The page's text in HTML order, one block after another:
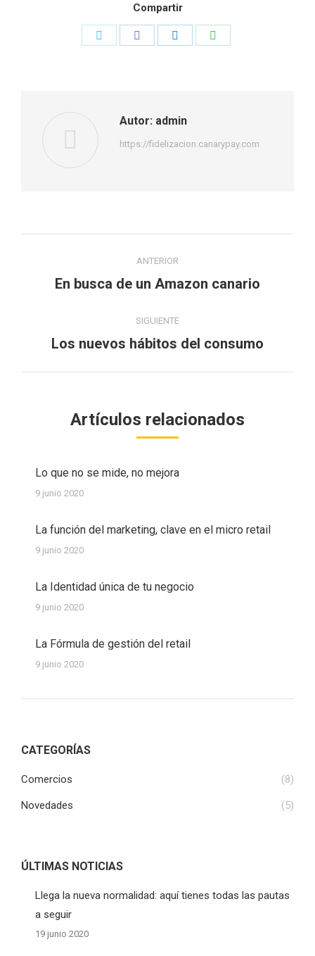
Compartir
Autor: admin
https://fidelizacion.canarypay.com
entre
publicaciones
ANTERIOR
Publicación
En busca de un Amazon canario
SIGUIENTE
Publicación
Los nuevos hábitos del consumo
Artículos relacionados
Lo que no se mide, no mejora
9 junio 2020
La función del marketing, clave en el micro retail
9 junio 2020
La Identidad única de tu negocio
9 junio 2020
La Fórmula de gestión del retail
9 junio 2020
CATEGORÍAS
Comercios (8)
Novedades (5)
ÚLTIMAS NOTICIAS
Llega la nueva normalidad: aquí tienes todas las pautas
a seguir
19 junio 2020